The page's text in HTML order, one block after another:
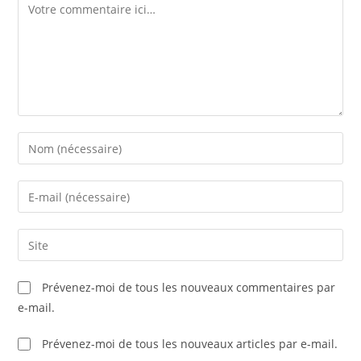
Prévenez-moi de tous les nouveaux commentaires par
e-mail.
Prévenez-moi de tous les nouveaux articles par e-mail.